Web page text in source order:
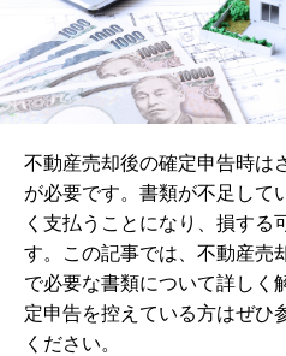
不動産売却後の確定申告時は
が必要です。書類が不足して
く支払うことになり、損する
す。この記事では、不動産売
で必要な書類について詳しく
定申告を控えている方はぜひ
ください。